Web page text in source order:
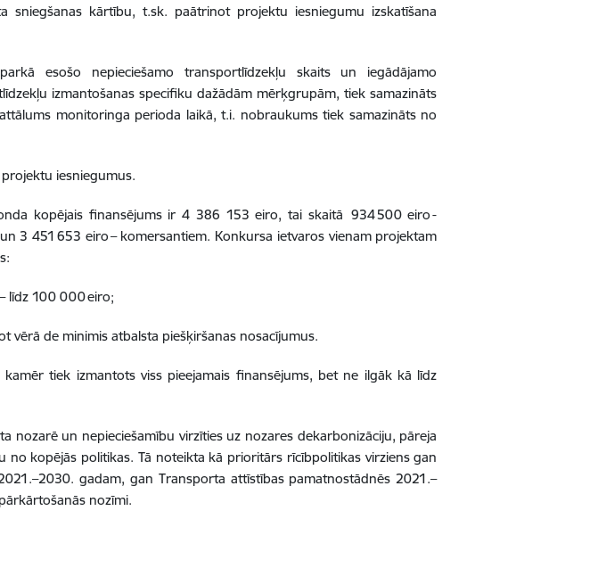
sniegšanas kārtību, t.sk. paātrinot projektu iesniegumu izskatīšana
esošo nepieciešamo transportlīdzekļu skaits un iegādājamo
izmantošanas specifiku dažādām mērķgrupām, tiek samazināts
monitoringa perioda laikā, t.i. nobraukums tiek samazināts no
iesniegumus.
kopējais finansējums ir 4 386 153 eiro, tai skaitā 934 500 eiro -
3 451 653 eiro – komersantiem. Konkursa ietvaros vienam projektam
līdz 100 000 eiro;
vērā de minimis atbalsta piešķiršanas nosacījumus.
tiek izmantots viss pieejamais finansējums, bet ne ilgāk kā līdz
nozarē un nepieciešamību virzīties uz nozares dekarbonizāciju, pāreja
kopējās politikas. Tā noteikta kā prioritārs rīcībpolitikas virziens gan
gadam, gan Transporta attīstības pamatnostādnēs 2021.–
nozīmi.